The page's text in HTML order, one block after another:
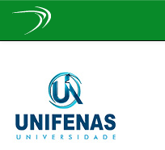
navigation